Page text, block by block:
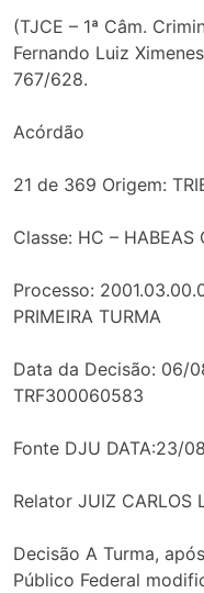
(TJCE – 1ª Câm.
Fernando Luiz
767/628.
Acórdão
21 de 369 Origem:
Classe: HC – HABEAS
Processo:
PRIMEIRA TURMA
Data da Decisão: 06/
TRF300060583
Fonte DJU DATA:23/
Relator JUIZ CARLOS
Decisão A Turma,
Público Federal